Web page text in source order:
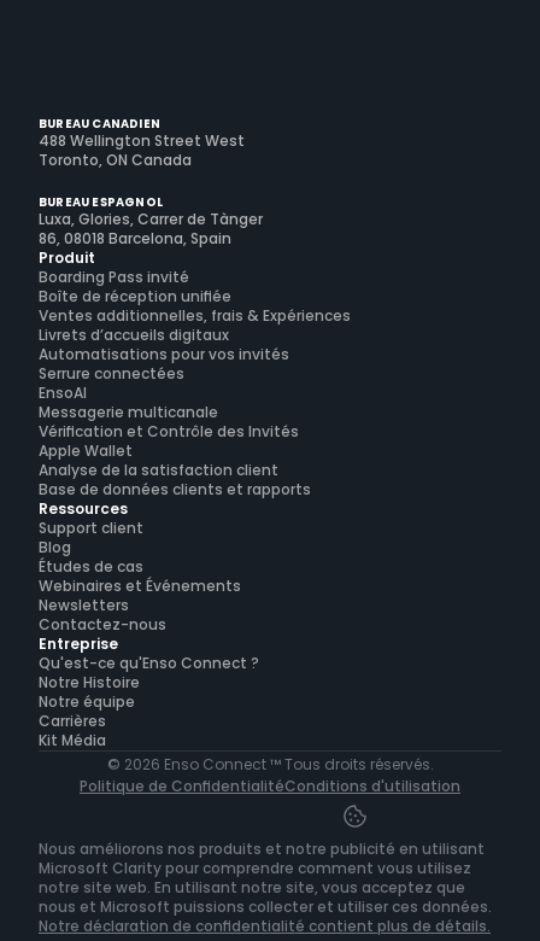
BUREAU CANADIEN
488 Wellington Street West
Toronto, ON Canada
BUREAU ESPAGNOL
Luxa, Glories, Carrer de Tànger
86, 08018 Barcelona, Spain
Produit
Boarding Pass invité
Boîte de réception unifiée
Ventes additionnelles, frais & Expériences
Livrets d’accueils digitaux
Automatisations pour vos invités
Serrure connectées
EnsoAI
Messagerie multicanale
Vérification et Contrôle des Invités
Apple Wallet
Analyse de la satisfaction client
Base de données clients et rapports
Ressources
Support client
Blog
Études de cas
Webinaires et Événements
Newsletters
Contactez-nous
Entreprise
Qu'est-ce qu'Enso Connect ?
Notre Histoire
Notre équipe
Carrières
Kit Média
© 2026 Enso Connect ™ Tous droits réservés.
Politique de ConfidentialitéConditions d'utilisation
Nous améliorons nos produits et notre publicité en utilisant
Microsoft Clarity pour comprendre comment vous utilisez
notre site web. En utilisant notre site, vous acceptez que
Notre déclaration de confidentialité contient plus de détails.